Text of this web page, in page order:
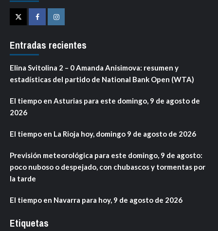
TwitterFacebookInstagram
Entradas recientes
Elina Svitolina 2 – 0 Amanda Anisimova: resumen y
estadísticas del partido de National Bank Open (WTA)
El tiempo en Asturias para este domingo, 9 de agosto de
2026
El tiempo en La Rioja hoy, domingo 9 de agosto de 2026
Previsión meteorológica para este domingo, 9 de agosto:
poco nuboso o despejado, con chubascos y tormentas por
la tarde
El tiempo en Navarra para hoy, 9 de agosto de 2026
Etiquetas